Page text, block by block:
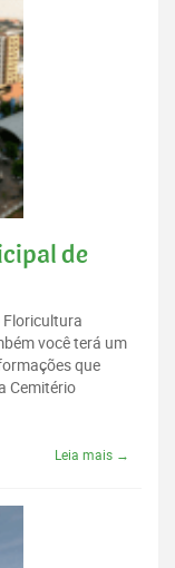
de
você terá um
que
Cemitério
Leia mais →